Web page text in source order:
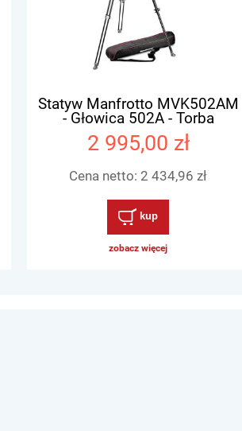
Statyw Manfrotto MVK502AM
- Głowica 502A - Torba
2 995,00 zł
Cena netto: 2 434,96 zł
kup
zobacz więcej